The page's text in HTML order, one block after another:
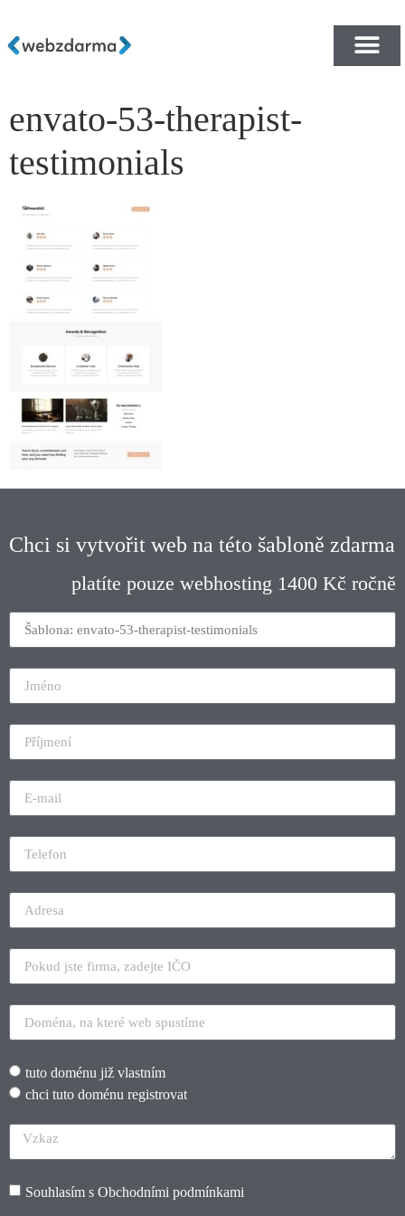
envato-53-therapist-
testimonials
Chci si vytvořit web na této šabloně zdarma
platíte pouze webhosting 1400 Kč ročně
tuto doménu již vlastním
chci tuto doménu registrovat
Souhlasím s Obchodními podmínkami